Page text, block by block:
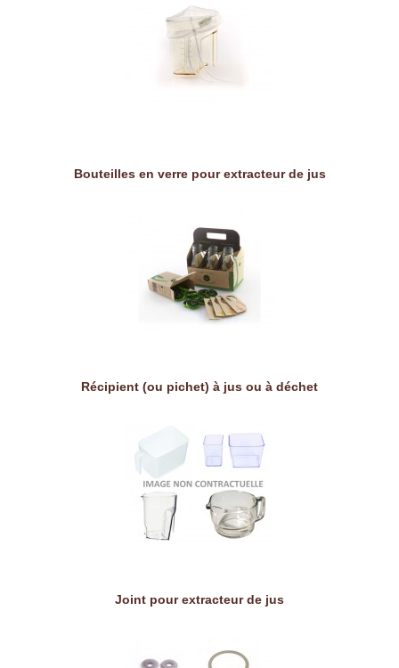
Bouteilles en verre pour extracteur de jus
Récipient (ou pichet) à jus ou à déchet
Joint pour extracteur de jus